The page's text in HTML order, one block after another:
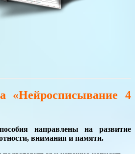
«Нейросписывание 4
направлены на развитие
внимания и памяти.